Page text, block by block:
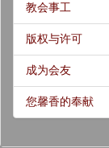
教会事工
版权与许可
成为会友
您馨香的奉献